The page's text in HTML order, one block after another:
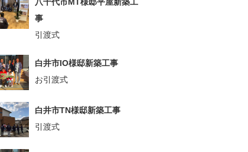
事
引渡式
白井市IO様邸新築工事
お引渡式
白井市TN様邸新築工事
引渡式